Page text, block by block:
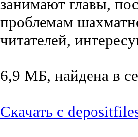
занимают главы,
проблемам
читателей,
6,9 МБ, найдена в
Скачать с